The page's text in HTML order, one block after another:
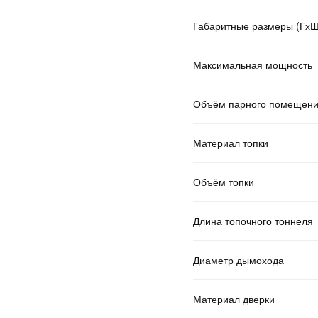
Габаритные размеры
Максимальная мощность
Объём парного
Материал топки
Объём топки
Длина топочного тоннеля
Диаметр дымохода
Материал дверки